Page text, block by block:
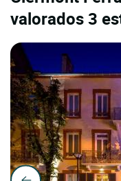
valorados 3